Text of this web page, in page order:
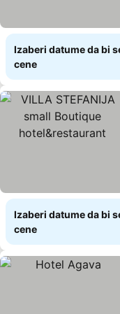
Izaberi datume da bi
cene
Izaberi datume da bi
cene